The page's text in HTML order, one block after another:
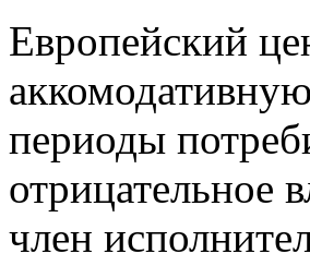
Европейский
периоды
отрицательное
член